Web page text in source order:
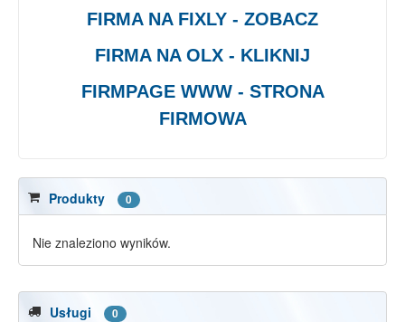
FIRMA NA FIXLY - ZOBACZ
FIRMA NA OLX - KLIKNIJ
FIRMPAGE WWW - STRONA
FIRMOWA
Produkty 0
Nie znaleziono wyników.
Usługi 0